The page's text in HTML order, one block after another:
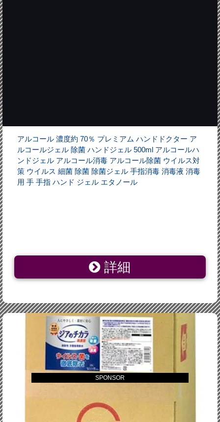
アルコール 濃度約 70％ プレミアム ハンドドクター ア
ルコールジェル 除菌 ハンドジェル 500ml アルコールハ
ンドジェル アルコール消毒 アルコール除菌 ウイルス対
策 ウイルス 細菌 除菌 除菌ジェル 手指消毒 消毒液 消毒
用 手 手指 ハンド ジェル エタノール
詳細
SPONSOR